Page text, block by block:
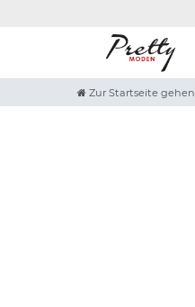
Zur Startseite gehen